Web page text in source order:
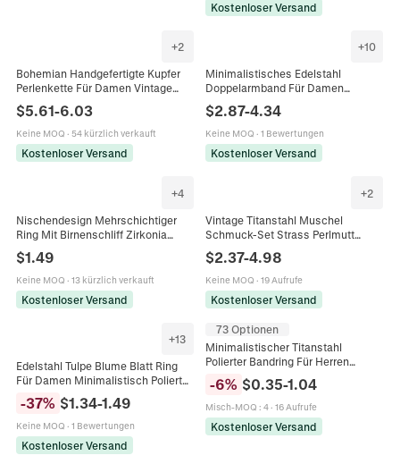
Kostenloser Versand
+2
Bohemian Handgefertigte Kupfer
Perlenkette Für Damen Vintage
Naturstein Quarz Choker
Schlüsselbein Kette Schmuck
Geschenk
$5.61-6.03
Keine MOQ · 54 kürzlich verkauft
Kostenloser Versand
+10
Minimalistisches Edelstahl
Doppelarmband Für Damen
Kreuzanhänger Büroklammerkette
Gold Silber Stapelbarer Mode
Schmuck Geschenk
$2.87-4.34
Keine MOQ · 1 Bewertungen
Kostenloser Versand
+4
Nischendesign Mehrschichtiger
Ring Mit Birnenschliff Zirkonia
Kupfer Platinbeschichtet
Geometrischer Wassertropfen Ring
Für Damen
$1.49
Keine MOQ · 13 kürzlich verkauft
Kostenloser Versand
+2
Vintage Titanstahl Muschel
Schmuck-Set Strass Perlmutt
Halskette Ohrringe Gold Silber
Schlangenkette Damen
Accessoires
$2.37-4.98
Keine MOQ · 19 Aufrufe
Kostenloser Versand
+13
Edelstahl Tulpe Blume Blatt Ring
Für Damen Minimalistisch Poliert
18K Vergoldet Elegant Mode Finger
Schmuck Ring
-37% $1.34-1.49
Keine MOQ · 1 Bewertungen
Kostenloser Versand
73 Optionen
Minimalistischer Titanstahl
Polierter Bandring Für Herren
Damen Mode Einfacher
Kupplungsfingerring Mehrere
Farboptionen Schmuck
-6% $0.35-1.04
Misch-MOQ : 4· 16 Aufrufe
Kostenloser Versand